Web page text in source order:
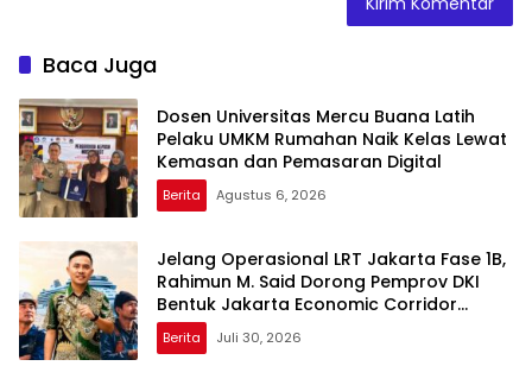
Baca Juga
Dosen Universitas Mercu Buana Latih
Pelaku UMKM Rumahan Naik Kelas Lewat
Kemasan dan Pemasaran Digital
Berita Agustus 6, 2026
Jelang Operasional LRT Jakarta Fase 1B,
Rahimun M. Said Dorong Pemprov DKI
Bentuk Jakarta Economic Corridor
Initiative
Berita Juli 30, 2026